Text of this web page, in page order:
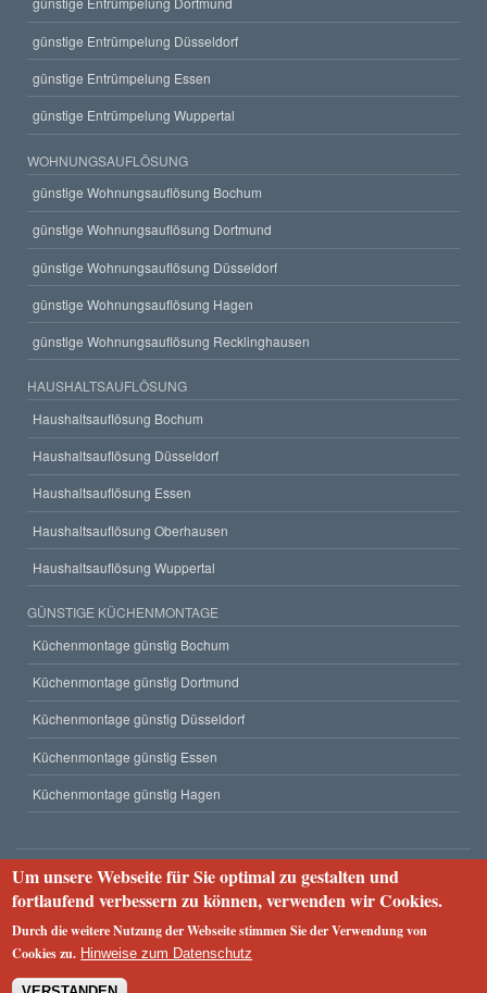
günstige Entrümpelung Düsseldorf
günstige Entrümpelung Essen
günstige Entrümpelung Wuppertal
WOHNUNGSAUFLÖSUNG
günstige Wohnungsauflösung Bochum
günstige Wohnungsauflösung Dortmund
günstige Wohnungsauflösung Düsseldorf
günstige Wohnungsauflösung Hagen
günstige Wohnungsauflösung Recklinghausen
HAUSHALTSAUFLÖSUNG
Haushaltsauflösung Bochum
Haushaltsauflösung Düsseldorf
Haushaltsauflösung Essen
Haushaltsauflösung Oberhausen
Haushaltsauflösung Wuppertal
GÜNSTIGE KÜCHENMONTAGE
Küchenmontage günstig Bochum
Küchenmontage günstig Dortmund
Küchenmontage günstig Düsseldorf
Küchenmontage günstig Essen
Küchenmontage günstig Hagen
Unternehmen
Impressum Datenschutzerklärung Webseiten-Struktur
2023 © Rümpel Service 24
Um unsere Webseite für Sie optimal zu gestalten und
fortlaufend verbessern zu können, verwenden wir Cookies.
Durch die weitere Nutzung der Webseite stimmen Sie der Verwendung von
Cookies zu. Hinweise zum Datenschutz